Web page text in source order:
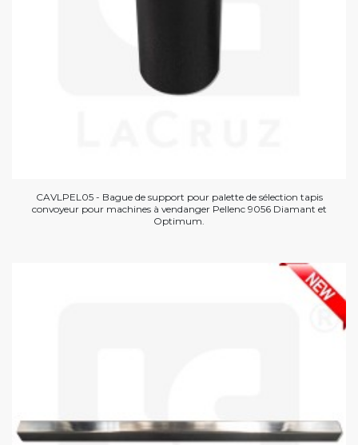
CAVLPEL05 - Bague de support pour palette de sélection tapis
convoyeur pour machines à vendanger Pellenc 9056 Diamant et
Optimum.